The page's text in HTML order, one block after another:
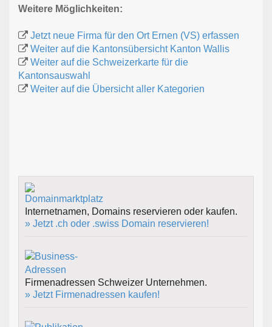
Weitere Möglichkeiten:
Jetzt neue Firma für den Ort Ernen (VS) erfassen
Weiter auf die Kantonsübersicht Kanton Wallis
Weiter auf die Schweizerkarte für die
Kantonsauswahl
Weiter auf die Übersicht aller Kategorien
Internetnamen, Domains reservieren oder kaufen.
» Jetzt .ch oder .swiss Domain reservieren!
Firmenadressen Schweizer Unternehmen.
» Jetzt Firmenadressen kaufen!